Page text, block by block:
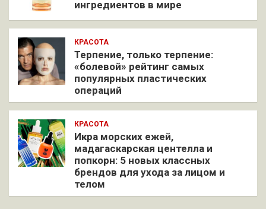
ингредиентов в мире
КРАСОТА
Терпение, только терпение:
«болевой» рейтинг самых
популярных пластических
операций
КРАСОТА
Икра морских ежей,
мадагаскарская центелла и
попкорн: 5 новых классных
брендов для ухода за лицом и
телом